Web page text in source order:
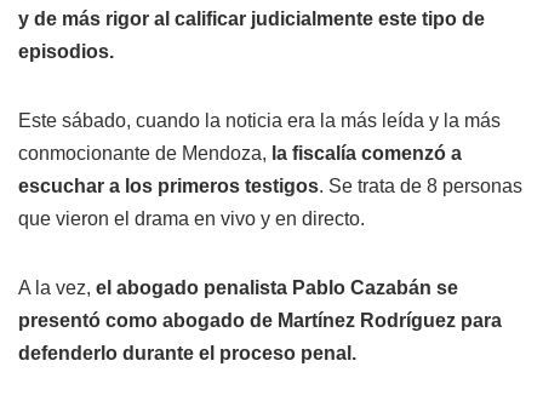
y de más rigor al calificar judicialmente este tipo de
episodios.
Este sábado, cuando la noticia era la más leída y la más
conmocionante de Mendoza, la fiscalía comenzó a
escuchar a los primeros testigos. Se trata de 8 personas
que vieron el drama en vivo y en directo.
A la vez, el abogado penalista Pablo Cazabán se
presentó como abogado de Martínez Rodríguez para
defenderlo durante el proceso penal.